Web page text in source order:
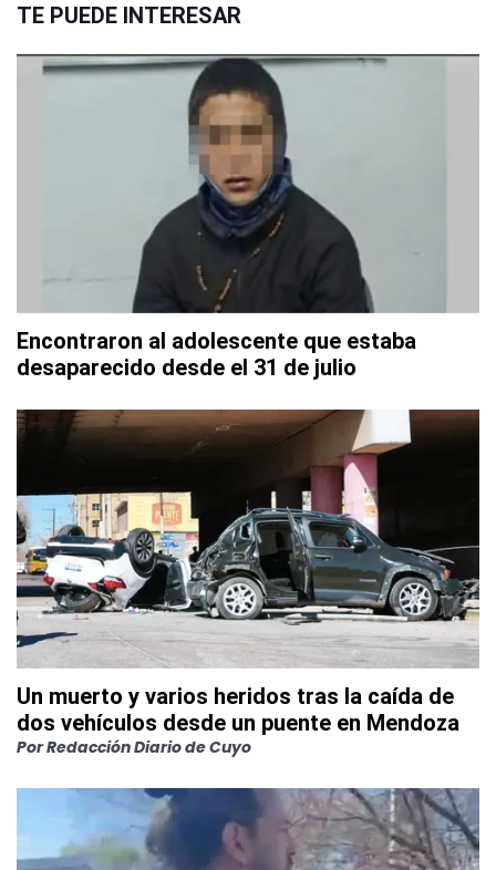
TE PUEDE INTERESAR
Encontraron al adolescente que estaba
desaparecido desde el 31 de julio
Un muerto y varios heridos tras la caída de
dos vehículos desde un puente en Mendoza
PorRedacción Diario de Cuyo